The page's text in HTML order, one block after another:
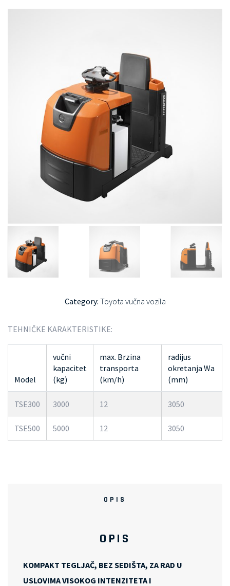
Category: Toyota vučna vozila
TEHNIČKE KARAKTERISTIKE:
Model
vučni
kapacitet
(kg)
max. Brzina
transporta
(km/h)
radijus
okretanja Wa
(mm)
TSE300 3000 12 3050
TSE500 5000 12 3050
OPIS
OPIS
KOMPAKT TEGLJAČ, BEZ SEDIŠTA, ZA RAD U
USLOVIMA VISOKOG INTENZITETA I